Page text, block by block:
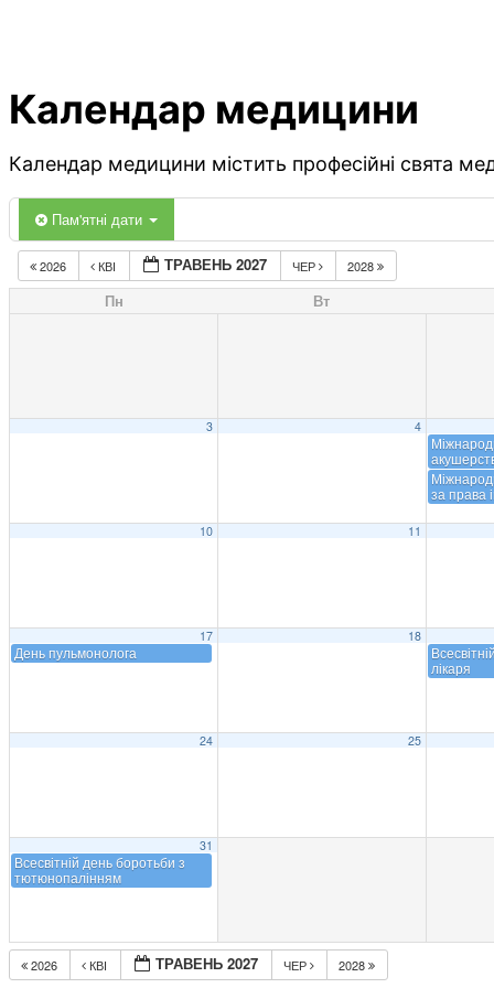
Календар медицини
Календар медицини містить професійні свята
Пам'ятні дати
2026 КВІ ТРАВЕНЬ 2027 ЧЕР 2028
Пн Вт
3 4
за права
10 11
17
День пульмонолога
18
лікаря
24 25
31
Всесвітній день боротьби з
тютюнопалінням
2026 КВІ ТРАВЕНЬ 2027 ЧЕР 2028